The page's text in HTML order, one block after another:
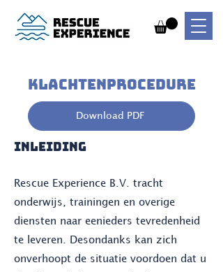
KLACHTENPROCEDURE
Download PDF
INLEIDing
Rescue Experience B.V. tracht
onderwijs, trainingen en overige
diensten naar eenieders tevredenheid
te leveren. Desondanks kan zich
onverhoopt de situatie voordoen dat u